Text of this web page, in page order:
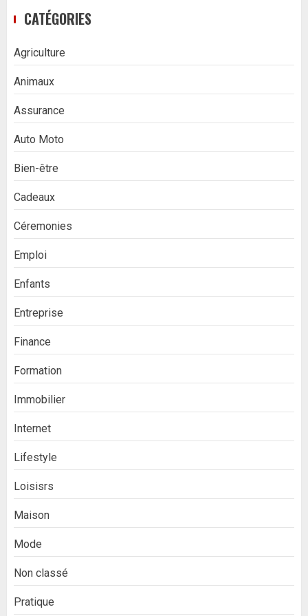
CATÉGORIES
Agriculture
Animaux
Assurance
Auto Moto
Bien-être
Cadeaux
Céremonies
Emploi
Enfants
Entreprise
Finance
Formation
Immobilier
Internet
Lifestyle
Loisisrs
Maison
Mode
Non classé
Pratique